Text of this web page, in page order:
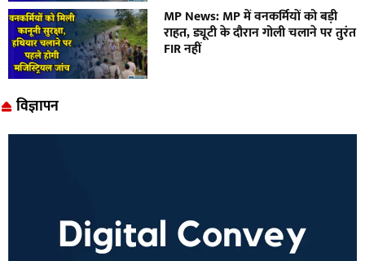
MP News: MP में वनकर्मियों को बड़ी
राहत, ड्यूटी के दौरान गोली चलाने पर तुरंत
FIR नहीं
विज्ञापन